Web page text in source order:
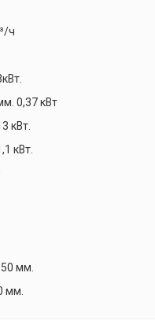
ч
0,37 кВт
кВт.
кВт.
мм.
мм.